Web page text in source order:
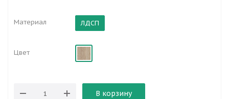
Материал ЛДСП
Цвет
В корзину